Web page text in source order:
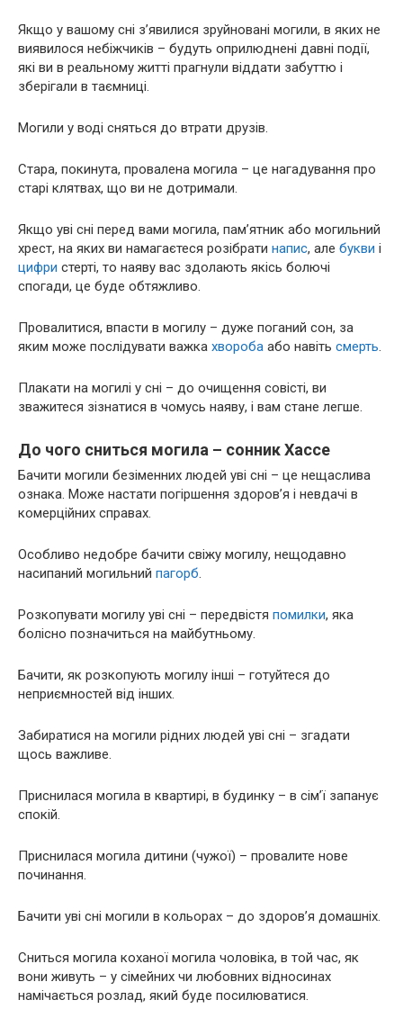
Якщо у вашому сні з’явилися зруйновані могили, в яких не
виявилося небіжчиків – будуть оприлюднені давні події,
які ви в реальному житті прагнули віддати забуттю і
зберігали в таємниці.
Могили у воді сняться до втрати друзів.
Стара, покинута, провалена могила – це нагадування про
старі клятвах, що ви не дотримали.
Якщо уві сні перед вами могила, пам’ятник або могильний
хрест, на яких ви намагаєтеся розібрати напис, але букви і
цифри стерті, то наяву вас здолають якісь болючі
спогади, це буде обтяжливо.
Провалитися, впасти в могилу – дуже поганий сон, за
яким може послідувати важка хвороба або навіть смерть.
Плакати на могилі у сні – до очищення совісті, ви
зважитеся зізнатися в чомусь наяву, і вам стане легше.
До чого сниться могила – сонник Хассе
Бачити могили безіменних людей уві сні – це нещаслива
ознака. Може настати погіршення здоров’я і невдачі в
комерційних справах.
Особливо недобре бачити свіжу могилу, нещодавно
насипаний могильний пагорб.
Розкопувати могилу уві сні – передвістя помилки, яка
болісно позначиться на майбутньому.
Бачити, як розкопують могилу інші – готуйтеся до
неприємностей від інших.
Забиратися на могили рідних людей уві сні – згадати
щось важливе.
Приснилася могила в квартирі, в будинку – в сім’ї запанує
спокій.
Приснилася могила дитини (чужої) – провалите нове
починання.
Бачити уві сні могили в кольорах – до здоров’я домашніх.
Сниться могила коханої могила чоловіка, в той час, як
вони живуть – у сімейних чи любовних відносинах
намічається розлад, який буде посилюватися.